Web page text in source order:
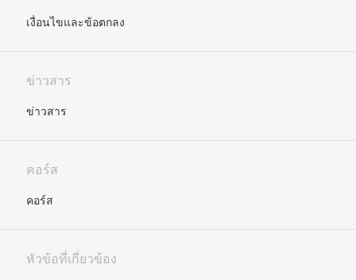
เงื่อนไขและข้อตกลง
ข่าวสาร
ข่าวสาร
คอร์ส
คอร์ส
หัวข้อที่เกี่ยวข้อง